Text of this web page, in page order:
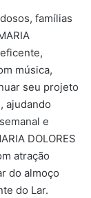
famílias
música,
seu projeto
ajudando
e
DOLORES
atração
do almoço
do Lar.